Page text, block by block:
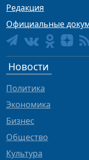
Редакция
Официальные
Новости
Политика
Экономика
Бизнес
Общество
Культура